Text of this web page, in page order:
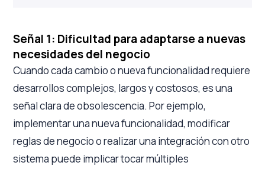
Señal 1: Dificultad para adaptarse a nuevas
necesidades del negocio
Cuando cada cambio o nueva funcionalidad requiere
desarrollos complejos, largos y costosos, es una
señal clara de obsolescencia. Por ejemplo,
implementar una nueva funcionalidad, modificar
reglas de negocio o realizar una integración con otro
sistema puede implicar tocar múltiples